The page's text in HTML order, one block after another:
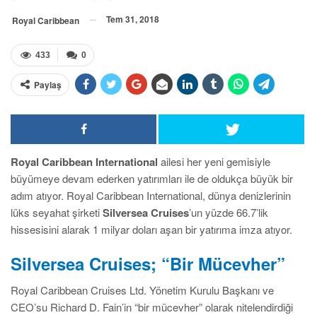
Royal Caribbean Tem 31, 2018
0
433
Paylaş
Royal Caribbean International ailesi her yeni gemisiyle
büyümeye devam ederken yatırımları ile de oldukça büyük bir
adım atıyor. Royal Caribbean International, dünya denizlerinin
lüks seyahat şirketiSilversea Cruises’un yüzde 66.7’lik
hissesisini alarak 1 milyar doları aşan bir yatırıma imza atıyor.
Silversea Cruises; “Bir Mücevher”
Royal Caribbean Cruises Ltd. Yönetim Kurulu Başkanı ve
CEO’su Richard D. Fain’in “bir mücevher” olarak nitelendirdiği